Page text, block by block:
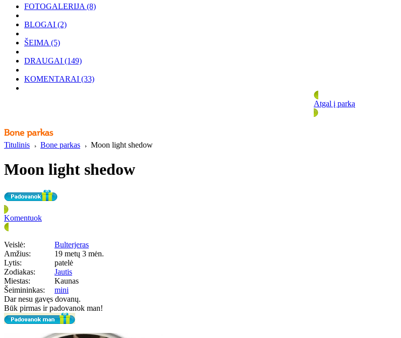
FOTOGALERIJA (8)
BLOGAI (2)
ŠEIMA (5)
DRAUGAI (149)
KOMENTARAI (33)
Atgal į parką
Titulinis Bone parkas Moon light shedow
Moon light shedow
Komentuok
Veislė:
Bulterjeras
Amžius:
19 metų 3 mėn.
Lytis:
patelė
Zodiakas:
Jautis
Miestas:
Kaunas
Šeimininkas:
mini
Dar nesu gavęs dovanų.
Būk pirmas ir padovanok man!